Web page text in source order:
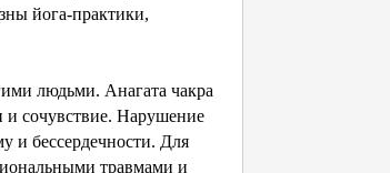
йога-практики,
людьми. Анагата чакра
и сочувствие. Нарушение
и бессердечности. Для
травмами и